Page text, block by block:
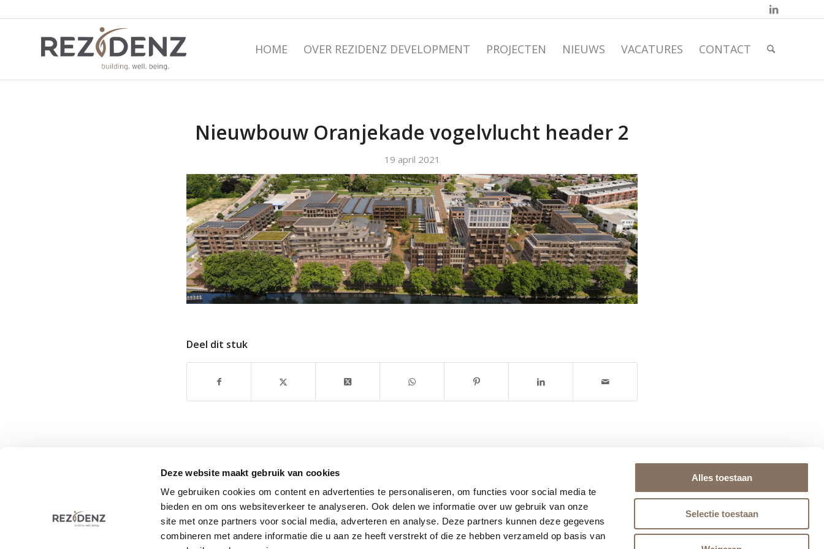
Deze website maakt gebruik van cookies
We gebruiken cookies om content en advertenties te personaliseren, om functies voor social media te
bieden en om ons websiteverkeer te analyseren. Ook delen we informatie over uw gebruik van onze
site met onze partners voor social media, adverteren en analyse. Deze partners kunnen deze gegevens
combineren met andere informatie die u aan ze heeft verstrekt of die ze hebben verzameld op basis van
Alles toestaan
Selectie toestaan
HOME OVER REZIDENZ DEVELOPMENT PROJECTEN NIEUWS VACATURES CONTACT
Nieuwbouw Oranjekade vogelvlucht header 2
19 april 2021
Deel dit stuk
Rezidenz Development BV • Collseweg 23 • 5674 TR Nuenen
+31 (0)40 – 851 93 00
info@rezidenz.nl